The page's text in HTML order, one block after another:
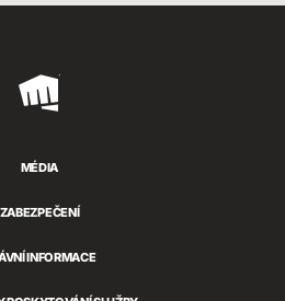
Riot
MÉDIA
ZABEZPEČENÍ
INFORMACE